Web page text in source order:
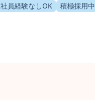
員経験なしOK 積極採用中